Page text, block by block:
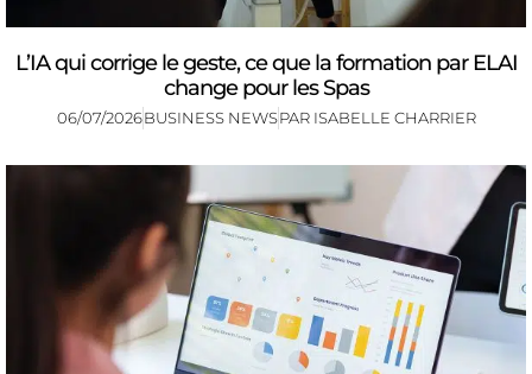
L’IA qui corrige le geste, ce que la formation par ELAI
change pour les Spas
06/07/2026BUSINESS NEWSPAR ISABELLE CHARRIER